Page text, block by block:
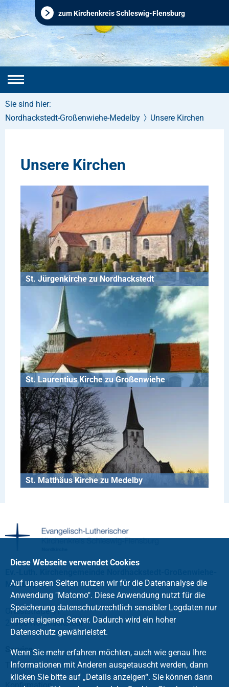
zum Kirchenkreis Schleswig-Flensburg
Sie sind hier:
Nordhackstedt-Großenwiehe-Medelby
Unsere Kirchen
Unsere Kirchen
St. Jürgenkirche zu Nordhackstedt
St. Laurentius Kirche zu Großenwiehe
St. Matthäus Kirche zu Medelby
Medelby
Ortsststraße 41
24980 Nordhackstedt
Service
Taufe
Diese Webseite verwendet Cookies
Auf unseren Seiten nutzen wir für die Datenanalyse die
Anwendung "Matomo". Diese Anwendung nutzt für die
Speicherung datenschutzrechtlich sensibler Logdaten nur
unsere eigenen Server. Dadurch wird ein hoher
Datenschutz gewährleistet.
Wenn Sie mehr erfahren möchten, auch wie genau Ihre
Informationen mit Anderen ausgetauscht werden, dann
klicken Sie bitte auf „Details anzeigen“. Sie können dann